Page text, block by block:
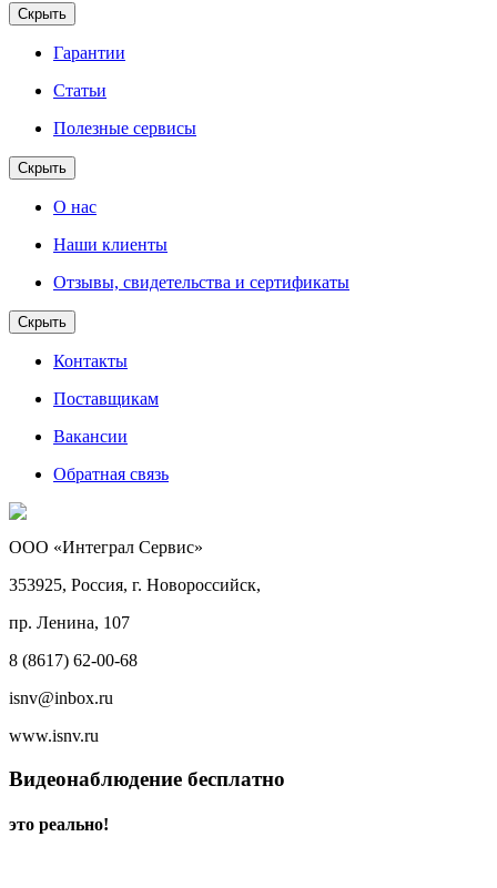
Скрыть
Гарантии
Статьи
Полезные сервисы
Скрыть
О нас
Наши клиенты
Отзывы, свидетельства и сертификаты
Скрыть
Контакты
Поставщикам
Вакансии
Обратная связь
ООО «Интеграл Сервис»
353925, Россия, г. Новороссийск,
пр. Ленина, 107
8 (8617) 62-00-68
isnv@inbox.ru
www.isnv.ru
Видеонаблюдение бесплатно
это реально!